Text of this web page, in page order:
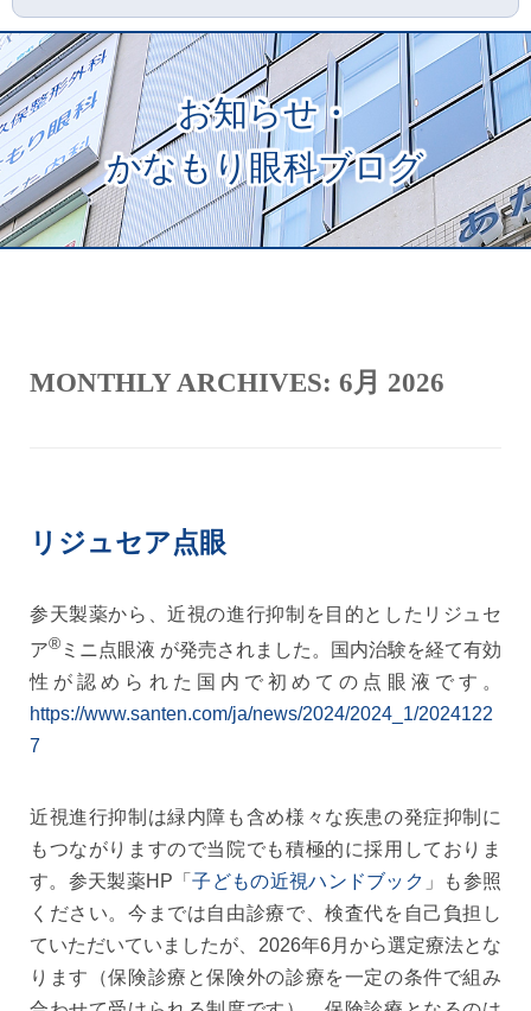
お知らせ・
かなもり眼科ブログ
MONTHLY ARCHIVES: 6月 2026
リジュセア点眼
参天製薬から、近視の進行抑制を目的としたリジュセ
ア® ミニ点眼液 が発売されました。国内治験を経て有効
性が認められた国内で初めての点眼液です。
https://www.santen.com/ja/news/2024/2024_1/2024122
7
近視進行抑制は緑内障も含め様々な疾患の発症抑制に
もつながりますので当院でも積極的に採用しておりま
す。参天製薬HP「子どもの近視ハンドブック 」も参照
ください。今までは自由診療で、検査代を自己負担し
ていただいていましたが、2026年6月から選定療法とな
ります（保険診療と保険外の診療を一定の条件で組み